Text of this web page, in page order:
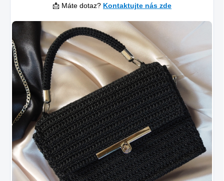
📩 Máte dotaz? Kontaktujte nás zde